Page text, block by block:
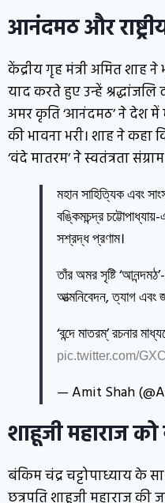
आनंदमठ और
केंद्रीय गृह मंत्री अमित शाह
याद करते हुए उन्हें
अमर कृति ‘आनंदमठ’ ने देश में
की भावना भरी। शाह ने
‘वंदे मातरम’ ने स्वतंत्रता
মহান সাহিত্যিক এবং
বঙ্কিমচন্দ্র
সশ্রদ্ধ প্রণাম।
তাঁর অমর সৃষ্টি
আত্মনিবেদন, ত্যাগ এবং
‘বন্দে মাতরম্’ রচনার
pic.twitter.com/
— Amit Shah
शाहूजी महाराज
बंकिम चंद्र चट्टोपाध्याय के